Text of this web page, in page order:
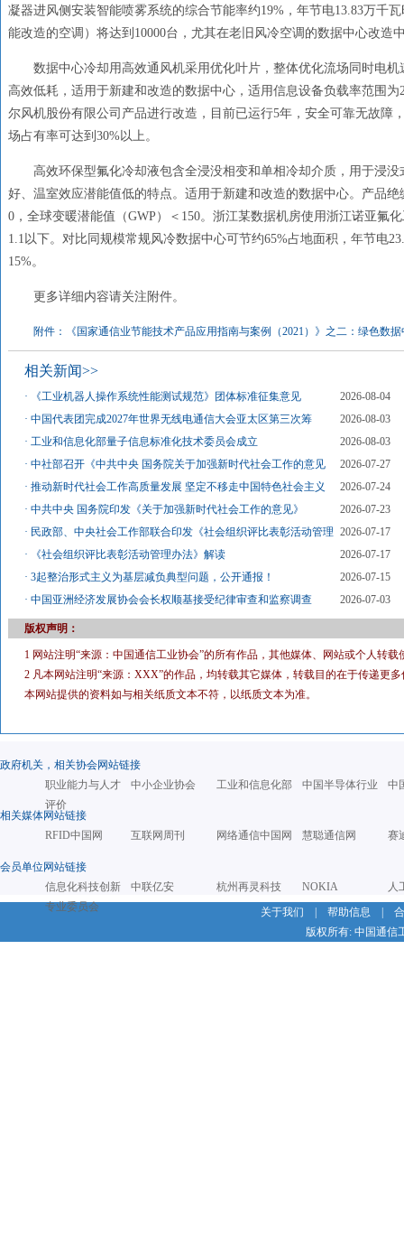
凝器进风侧安装智能喷雾系统的综合节能率约19%，年节电13.83万千
能改造的空调）将达到10000台，尤其在老旧风冷空调的数据中心改造
数据中心冷却用高效通风机采用优化叶片，整体优化流场同时电
高效低耗，适用于新建和改造的数据中心，适用信息设备负载率范围
尔风机股份有限公司产品进行改造，目前已运行5年，安全可靠无故障
场占有率可达到30%以上。
高效环保型氟化冷却液包含全浸没相变和单相冷却介质，用于浸
好、温室效应潜能值低的特点。适用于新建和改造的数据中心。产品
0，全球变暖潜能值（GWP）＜150。浙江某数据机房使用浙江诺亚氟
1.1以下。对比同规模常规风冷数据中心可节约65%占地面积，年节电
15%。
更多详细内容请关注附件。
附件：《国家通信业节能技术产品应用指南与案例（2021）》之二：绿色数
相关新闻>>
· 《工业机器人操作系统性能测试规范》团体标准征集意见
2026-08-04
·中国代表团完成2027年世界无线电通信大会亚太区第三次筹
2026-08-03
·工业和信息化部量子信息标准化技术委员会成立
2026-08-03
·中社部召开《中共中央 国务院关于加强新时代社会工作的意见
2026-07-27
·推动新时代社会工作高质量发展 坚定不移走中国特色社会主义
2026-07-24
·中共中央 国务院印发《关于加强新时代社会工作的意见》
2026-07-23
· 民政部、中央社会工作部联合印发《社会组织评比表彰活动管理
2026-07-17
·
《社会组织评比表彰活动管理办法》解读
2026-07-17
·3起整治形式主义为基层减负典型问题，公开通报！
2026-07-15
·中国亚洲经济发展协会会长权顺基接受纪律审查和监察调查 2026-07-03
版权声明：
1 网站注明“来源：中国通信工业协会”的所有作品，其他媒体、网站或个人转
2 凡本网站注明“来源：XXX”的作品，均转载其它媒体，转载目的在于传递更
本网站提供的资料如与相关纸质文本不符，以纸质文本为准。
政府机关，相关协会网站链接
职业能力与人才
评价
中小企业协会 工业和信息化部 中国半导体行业 中
相关媒体网站链接
RFID中国网
互联网周刊 网络通信中国网 慧聪通信网 赛
会员单位网站链接
信息化科技创新
专业委员会
中联亿安 杭州再灵科技 NOKIA
人
关于我们
帮助信息
版权所有: 中国通信